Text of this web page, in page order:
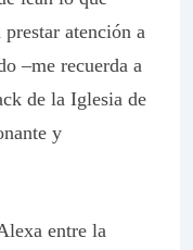
atención a
–me recuerda a
de la Iglesia de
y
entre la